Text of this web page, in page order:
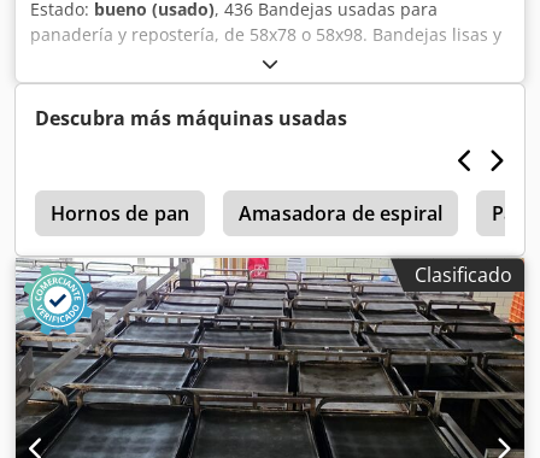
Estado: bueno (usado), 436 Bandejas usadas para
panadería y repostería, de 58x78 o 58x98. Bandejas lisas y
perforadas. Dcsdszkyqhopfx Aftjk El precio indicado es el
precio neto. HABLAMOS INGLÉS, ALEMÁN, FRANCÉS, RUSO
Y UCRANIANO.
Descubra más máquinas usadas
Hornos de pan Amasadora de espiral
Clasificado